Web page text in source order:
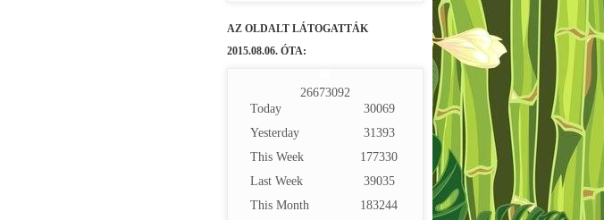
AZ OLDALT LÁTOGATTÁK
2015.08.06. ÓTA:
26673092
Today
Yesterday
This Week
Last Week
This Month
30069
31393
177330
39035
183244